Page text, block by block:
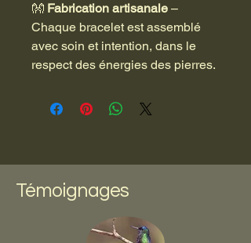
👐 Fabrication artisanale –
Chaque bracelet est assemblé
avec soin et intention, dans le
respect des énergies des pierres.
Témoignages